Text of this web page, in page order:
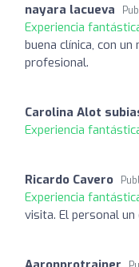
nayara lacueva
Experiencia
buena clínica, con
profesional.
Carolina Alot
Experiencia
Ricardo Cavero
Experiencia
visita. El personal